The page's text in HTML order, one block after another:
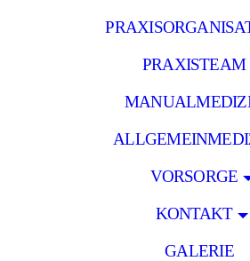
PRAXISTEAM
VORSORGE
KONTAKT
GALERIE